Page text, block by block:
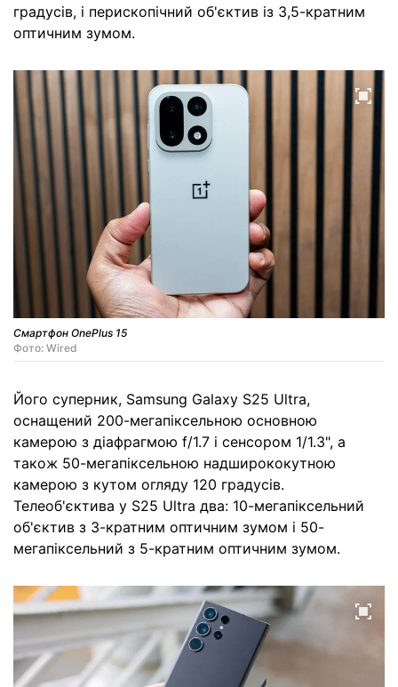
градусів, і перископічний об'єктив із 3,5-кратним
оптичним зумом.
Смартфон OnePlus 15
Фото: Wired
Його суперник, Samsung Galaxy S25 Ultra,
оснащений 200-мегапіксельною основною
камерою з діафрагмою f/1.7 і сенсором 1/1.3", а
також 50-мегапіксельною надширококутною
камерою з кутом огляду 120 градусів.
Телеоб'єктива у S25 Ultra два: 10-мегапіксельний
об'єктив з 3-кратним оптичним зумом і 50-
мегапіксельний з 5-кратним оптичним зумом.